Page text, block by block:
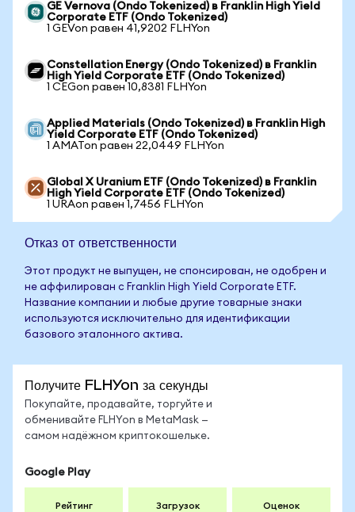
GE Vernova (Ondo Tokenized) в Franklin High Yield
Corporate ETF (Ondo Tokenized)
1 GEVon равен 41,9202 FLHYon
Constellation Energy (Ondo Tokenized) в Franklin
High Yield Corporate ETF (Ondo Tokenized)
1 CEGon равен 10,8381 FLHYon
Applied Materials (Ondo Tokenized) в Franklin High
Yield Corporate ETF (Ondo Tokenized)
1 AMATon равен 22,0449 FLHYon
Global X Uranium ETF (Ondo Tokenized) в Franklin
High Yield Corporate ETF (Ondo Tokenized)
1 URAon равен 1,7456 FLHYon
Отказ от ответственности
Этот продукт не выпущен, не спонсирован, не одобрен и
не аффилирован с Franklin High Yield Corporate ETF.
Название компании и любые другие товарные знаки
используются исключительно для идентификации
базового эталонного актива.
Получите FLHYon за секунды
Покупайте, продавайте, торгуйте и
обменивайте FLHYon в MetaMask —
самом надёжном криптокошельке.
Google Play
Рейтинг Загрузок Оценок